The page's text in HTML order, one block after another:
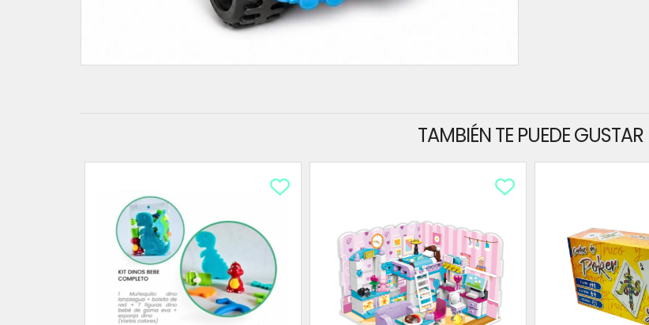
TAMBIÉN TE PUEDE GUSTAR